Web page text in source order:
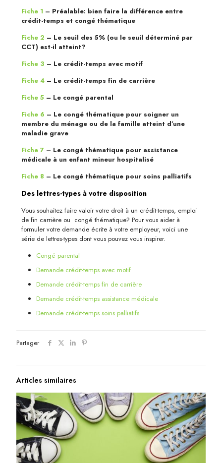
Fiche 1 – Préalable: bien faire la différence entre
crédit-temps et congé thématique
Fiche 2 – Le seuil des 5% (ou le seuil déterminé par
CCT) est-il atteint?
Fiche 3 – Le crédit-temps avec motif
Fiche 4 – Le crédit-temps fin de carrière
Fiche 5 – Le congé parental
Fiche 6 – Le congé thématique pour soigner un
membre du ménage ou de la famille atteint d’une
maladie grave
Fiche 7 – Le congé thématique pour assistance
médicale à un enfant mineur hospitalisé
Fiche 8 – Le congé thématique pour soins palliatifs
Des lettres-types à votre disposition
Vous souhaitez faire valoir votre droit à un crédit-temps, emploi
de fin carrière ou congé thématique? Pour vous aider à
formuler votre demande écrite à votre employeur, voici une
série de lettres-types dont vous pouvez vous inspirer.
Congé parental
Demande crédit-temps avec motif
Demande crédit-temps fin de carrière
Demande crédit-temps assistance médicale
Demande crédit-temps soins palliatifs
Partager
Articles similaires